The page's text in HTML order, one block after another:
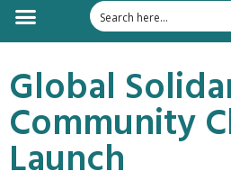
Global
Community
Launch